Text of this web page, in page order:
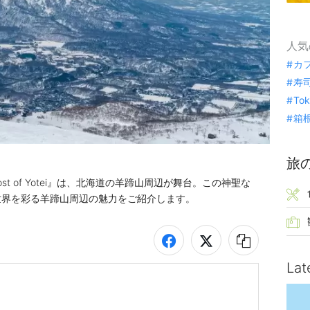
of Yotei』は、北海道の羊蹄山周辺が舞台。この神聖な
を彩る羊蹄山周辺の魅力をご紹介します。
人
カ
寿
箱
旅